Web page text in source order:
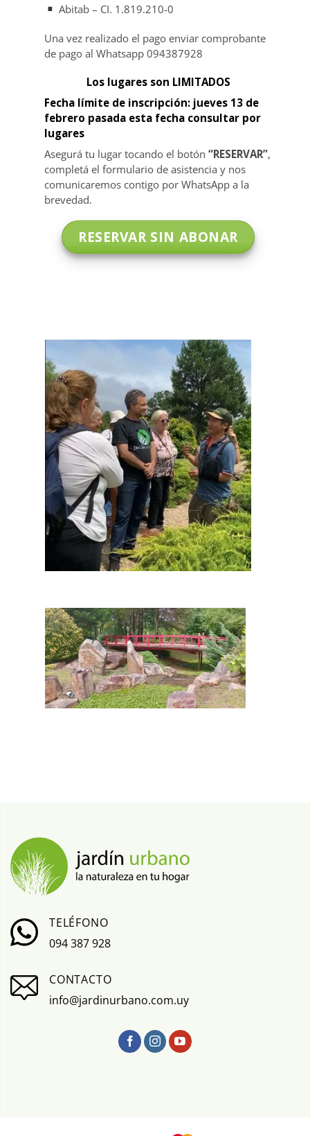
Abitab – CI. 1.819.210-0
Una vez realizado el pago enviar comprobante
de pago al Whatsapp 094387928
Los lugares son LIMITADOS
Fecha límite de inscripción: jueves 13 de
febrero pasada esta fecha consultar por
lugares
Asegurá tu lugar tocando el botón “RESERVAR”,
completá el formulario de asistencia y nos
comunicaremos contigo por WhatsApp a la
brevedad.
RESERVAR SIN ABONAR
TELÉFONO
094 387 928
CONTACTO
info@jardinurbano.com.uy